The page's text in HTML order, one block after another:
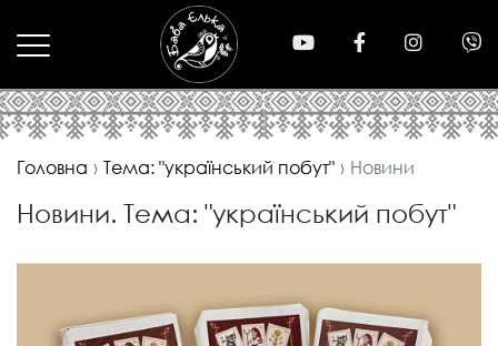
Головна Тема: "український побут" Новини
Новини. Тема: "український побут"